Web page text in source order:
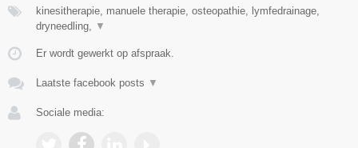
kinesitherapie, manuele therapie, osteopathie, lymfedrainage,
dryneedling, ▼
Er wordt gewerkt op afspraak.
Laatste facebook posts ▼
Sociale media: